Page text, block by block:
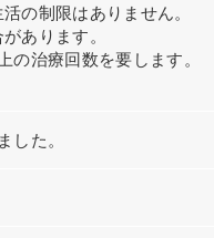
の制限はありません。
あります。
治療回数を要します。
した。